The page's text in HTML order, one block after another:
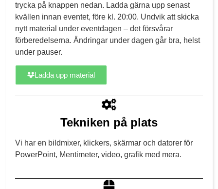
trycka på knappen nedan. Ladda gärna upp senast
kvällen innan eventet, före kl. 20:00. Undvik att skicka
nytt material under eventdagen – det försvårar
förberedelserna. Ändringar under dagen går bra, helst
under pauser.
Ladda upp material
Tekniken på plats
Vi har en bildmixer, klickers, skärmar och datorer för
PowerPoint, Mentimeter, video, grafik med mera.